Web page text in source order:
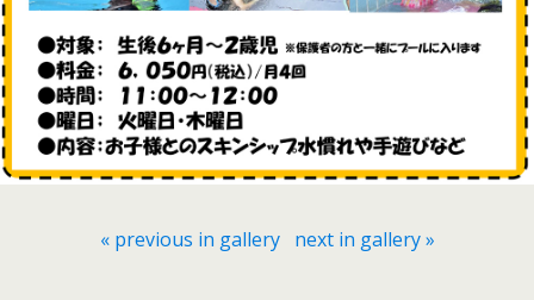
« previous in gallery next in gallery »